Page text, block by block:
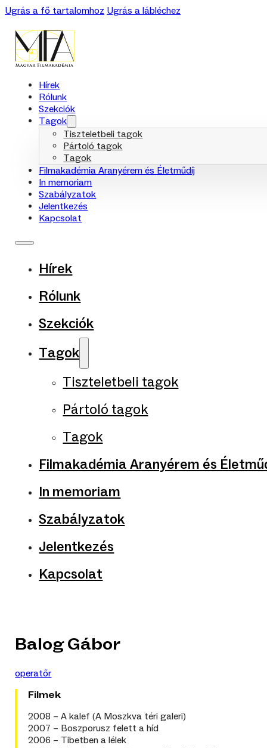
Ugrás a fő tartalomhoz Ugrás a lábléchez
Hírek
Rólunk
Szekciók
Tagok
Tiszteletbeli tagok
Pártoló tagok
Tagok
Filmakadémia Aranyérem és Életműdíj
In memoriam
Szabályzatok
Jelentkezés
Kapcsolat
Hírek
Rólunk
Szekciók
Tagok
Tiszteletbeli tagok
Pártoló tagok
Tagok
Filmakadémia Aranyérem és
In memoriam
Szabályzatok
Jelentkezés
Kapcsolat
Balog Gábor
operatőr
Filmek
2008 – A kalef (A Moszkva téri galeri)
2007 – Boszporusz felett a híd
2006 – Tibetben a lélek